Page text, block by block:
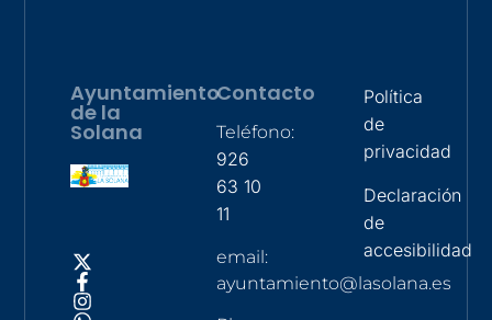
Ayuntamiento
de la
Solana
Contacto
Teléfono:
926
63 10
11
email:
ayuntamiento@lasolana.es
Política
de
privacidad
Declaración
de
accesibilidad